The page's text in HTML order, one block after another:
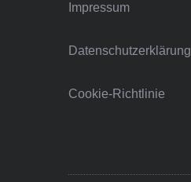
Impressum
Datenschutzerklärung
Cookie-Richtlinie